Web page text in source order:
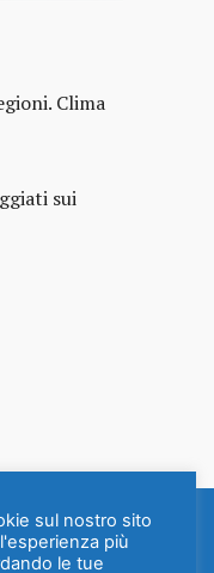
Clima
sui
sul nostro sito
più
le tue